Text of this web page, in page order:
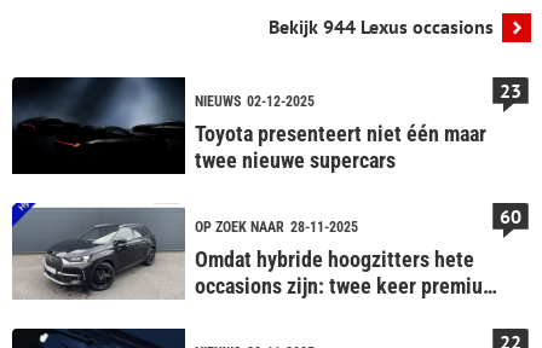
Bekijk 944 Lexus occasions
NIEUWS 02-12-2025
Toyota presenteert niet één maar
twee nieuwe supercars
23
OP ZOEK NAAR 28-11-2025
Omdat hybride hoogzitters hete
occasions zijn: twee keer premium,
60
22